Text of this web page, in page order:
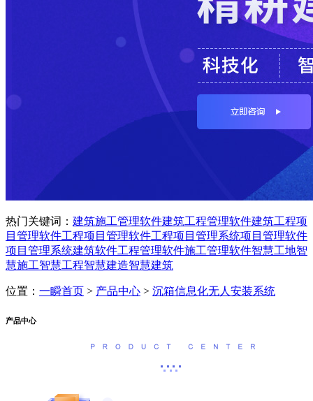
热门关键词： 建筑施工管理软件建筑工程管理软件建筑工程项
目管理软件工程项目管理软件工程项目管理系统项目管理软件
项目管理系统建筑软件工程管理软件施工管理软件智慧工地智
慧施工智慧工程智慧建造智慧建筑
位置： 一瞬首页 > 产品中心 > 沉箱信息化无人安装系统
产品中心